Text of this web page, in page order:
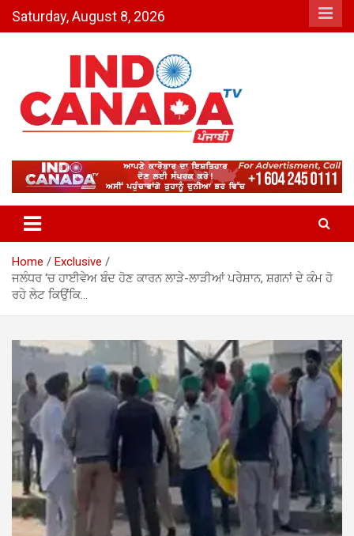
Saturday, August 8, 2026
Indo Canada TV – The Most
Active India-Canada News
Channel
Home
Exclusive
ਜਲੰਧਰ ‘ਚ ਹਾਈਵੇਅ ਬੰਦ ਹੋਣ ਕਾਰਨ ਲਾੜੇ-ਲਾੜੀਆਂ ਪਰੇਸ਼ਾਨ, ਸ਼ਗਨਾਂ ਦੇ ਕੰਮ ਹੋ
ਰਹੇ ਲੇਟ ਕਿਉਂਕਿ…